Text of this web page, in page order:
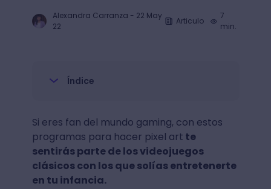
Alexandra Carranza - 22 May
22
Articulo
7
min.
Índice
Si eres fan del mundo gaming, con estos
programas para hacer pixel art te
sentirás parte de los videojuegos
clásicos con los que solías entretenerte
en tu infancia.